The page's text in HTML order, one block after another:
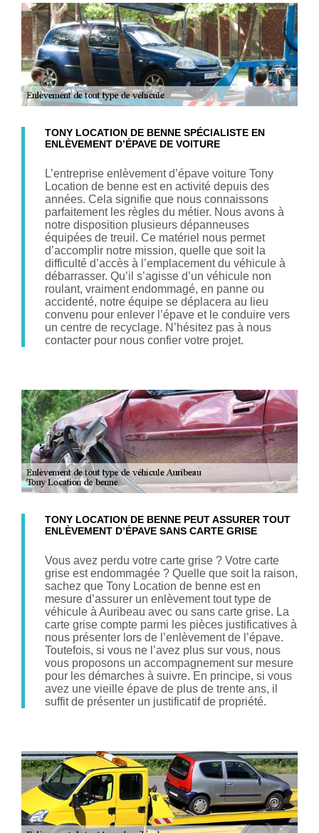
TONY LOCATION DE BENNE SPÉCIALISTE EN
ENLÈVEMENT D’ÉPAVE DE VOITURE
L’entreprise enlèvement d’épave voiture Tony
Location de benne est en activité depuis des
années. Cela signifie que nous connaissons
parfaitement les règles du métier. Nous avons à
notre disposition plusieurs dépanneuses
équipées de treuil. Ce matériel nous permet
d’accomplir notre mission, quelle que soit la
difficulté d’accès à l’emplacement du véhicule à
débarrasser. Qu’il s’agisse d’un véhicule non
roulant, vraiment endommagé, en panne ou
accidenté, notre équipe se déplacera au lieu
convenu pour enlever l’épave et le conduire vers
un centre de recyclage. N’hésitez pas à nous
contacter pour nous confier votre projet.
TONY LOCATION DE BENNE PEUT ASSURER TOUT
ENLÈVEMENT D’ÉPAVE SANS CARTE GRISE
Vous avez perdu votre carte grise ? Votre carte
grise est endommagée ? Quelle que soit la raison,
sachez que Tony Location de benne est en
mesure d’assurer un enlèvement tout type de
véhicule à Auribeau avec ou sans carte grise. La
carte grise compte parmi les pièces justificatives à
nous présenter lors de l’enlèvement de l’épave.
Toutefois, si vous ne l’avez plus sur vous, nous
vous proposons un accompagnement sur mesure
pour les démarches à suivre. En principe, si vous
avez une vieille épave de plus de trente ans, il
suffit de présenter un justificatif de propriété.